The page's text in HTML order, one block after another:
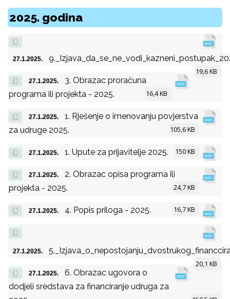
2025. godina
27.1.2025.
19,6 KB
27.1.2025.
3. Obrazac proračuna
programa ili projekta - 2025.
16,4 KB
27.1.2025.
1. Rješenje o imenovanju povjerstva
za udruge 2025.
105,6 KB
27.1.2025. 1. Upute za prijavitelje 2025. 150 KB
27.1.2025.
2. Obrazac opisa programa ili
projekta - 2025.
24,7 KB
27.1.2025. 4. Popis priloga - 2025. 16,7 KB
27.1.2025.
20,1 KB
27.1.2025.
6. Obrazac ugovora o
dodjeli sredstava za financiranje udruga za